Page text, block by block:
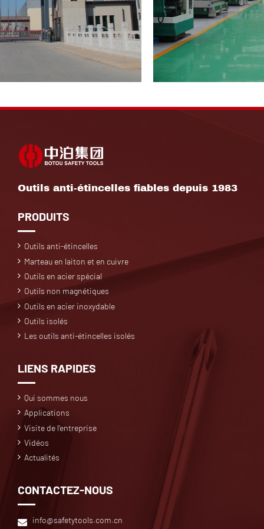
Outils anti-étincelles fiables depuis 1983
PRODUITS
Outils anti-étincelles
Marteau en laiton et en cuivre
Outils en acier spécial
Outils non magnétiques
Outils en acier inoxydable
Outils isolés
Les outils anti-étincelles isolés
LIENS RAPIDES
Qui sommes nous
Applications
Visite de l'entreprise
Vidéos
Actualités
CONTACTEZ-NOUS
info@safetytools.com.cn